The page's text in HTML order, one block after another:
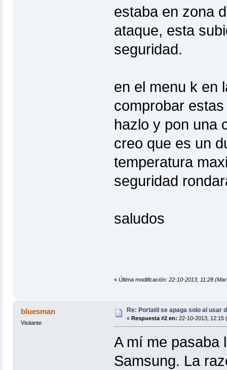
estaba en zona
ataque, esta
seguridad.
en el menu k en
comprobar
hazlo y pon una
creo que es un
temperatura
seguridad
saludos
« Última modificación: 22-10-2013, 11:28
bluesman
Visitante
Re: Portatil se apaga solo al usar
« Respuesta #2 en: 22-10-2013, 12:15
A mí me pasaba
Samsung. La